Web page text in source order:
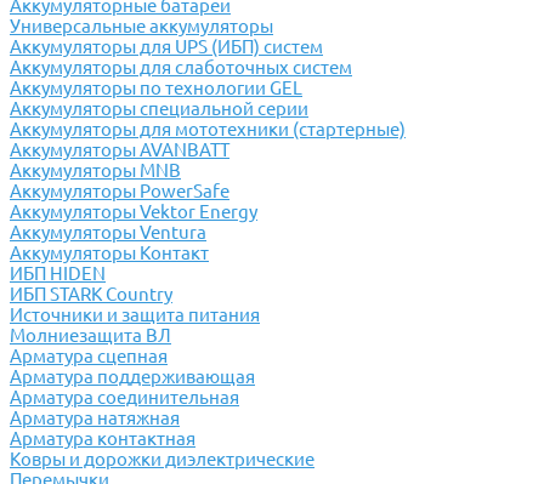
Аккумуляторные батареи
Универсальные аккумуляторы
Аккумуляторы для UPS (ИБП) систем
Аккумуляторы для слаботочных систем
Аккумуляторы по технологии GEL
Аккумуляторы специальной серии
Аккумуляторы для мототехники (стартерные)
Аккумуляторы AVANBATT
Аккумуляторы MNB
Аккумуляторы PowerSafe
Аккумуляторы Vektor Energy
Аккумуляторы Ventura
Аккумуляторы Контакт
ИБП HIDEN
ИБП STARK Country
Источники и защита питания
Молниезащита ВЛ
Арматура сцепная
Арматура поддерживающая
Арматура соединительная
Арматура натяжная
Арматура контактная
Ковры и дорожки диэлектрические
Перемычки